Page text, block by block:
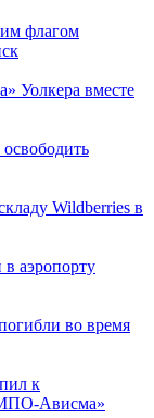
флагом
Уолкера вместе
Wildberries в
в аэропорту
во время
к
Ависма»